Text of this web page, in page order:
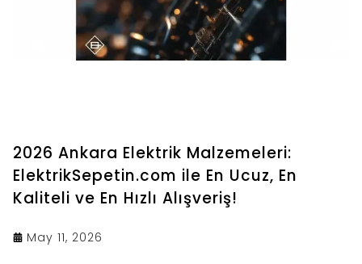
2026 Ankara Elektrik Malzemeleri:
ElektrikSepetin.com ile En Ucuz, En
Kaliteli ve En Hızlı Alışveriş!
May 11, 2026